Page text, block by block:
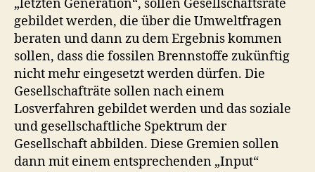
„letzten Generation“, sollen Gesellschaftsräte
gebildet werden, die über die Umweltfragen
beraten und dann zu dem Ergebnis kommen
sollen, dass die fossilen Brennstoffe zukünftig
nicht mehr eingesetzt werden dürfen. Die
Gesellschafträte sollen nach einem
Losverfahren gebildet werden und das soziale
und gesellschaftliche Spektrum der
Gesellschaft abbilden. Diese Gremien sollen
dann mit einem entsprechenden „Input“